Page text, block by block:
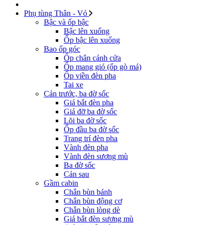
Phụ tùng Thân - Vỏ
Bậc và ốp bậc
Bậc lên xuống
Ốp bậc lên xuống
Bao ốp góc
Ốp chân cánh cửa
Ốp mang gió (ốp gò má)
Ốp viền đèn pha
Tai xe
Cản trước, ba đờ sốc
Giá bắt đèn pha
Giá đỡ ba đờ sốc
Lõi ba đờ sốc
Ốp đầu ba đờ sốc
Trang trí đèn pha
Vành đèn pha
Vành đèn sương mù
Ba đờ sốc
Cản sau
Gầm cabin
Chắn bùn bánh
Chắn bùn động cơ
Chắn bùn lòng dè
Giá bắt đèn sương mù